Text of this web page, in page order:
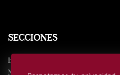
SECCIONES
Inicio
Noticias